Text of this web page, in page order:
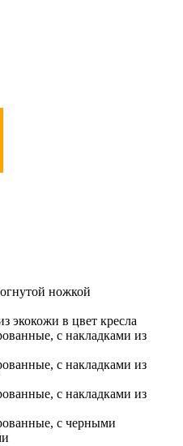
ножкой
экокожи в цвет кресла
с накладками из
с накладками из
с накладками из
с черными